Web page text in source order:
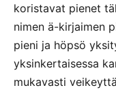
koristavat pienet
nimen ä-kirjaimen
pieni ja höpsö
yksinkertaisessa
mukavasti